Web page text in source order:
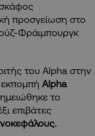
προσγείωση στο
Φράιμπουργκ
του Alpha στην
Alpha
το
επιβάτες